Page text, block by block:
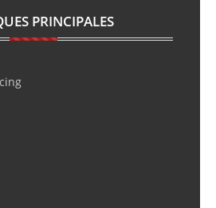
PRINCIPALES